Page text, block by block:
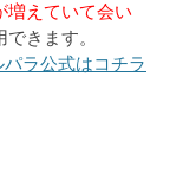
増えていて会い
きます。
ラ公式はコチラ